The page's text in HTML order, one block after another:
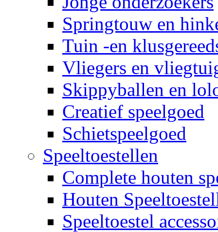
Springtouw en
Tuin -en
Vliegers en
Skippyballen en
Creatief speelgoed
Schietspeelgoed
Speeltoestellen
Complete houten
Houten
Speeltoestel